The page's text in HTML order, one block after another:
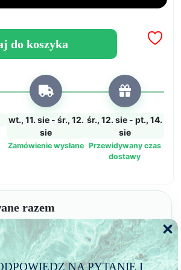
do koszyka
wt., 11. sie - śr., 12.
sie
Zamówienie wysłane
śr., 12. sie - pt., 14.
sie
Przewidywany czas
dostawy
razem
Pure Mold 30 – Idealny silikon do
NA PYTANIE I